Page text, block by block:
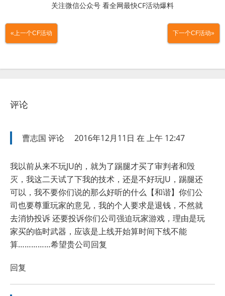
关注微信公众号 看全网最快CF活动爆料
«上一个CF活动 下一个CF活动»
评论
曹志国 评论 2016年12月11日 在 上午 12:47
我以前从来不玩JU的，就为了踢腿才买了审判者和毁
灭，我这二天试了下我的技术，还是不好玩JU，踢腿还
可以，我不要你们说的那么好听的什么【和谐】你们公
司也要尊重玩家的意见，我的个人要求是退钱，不然就
去消协投诉 还要投诉你们公司强迫玩家游戏，理由是玩
家买的临时武器，应该是上线开始算时间下线不能
算……………希望贵公司回复
回复